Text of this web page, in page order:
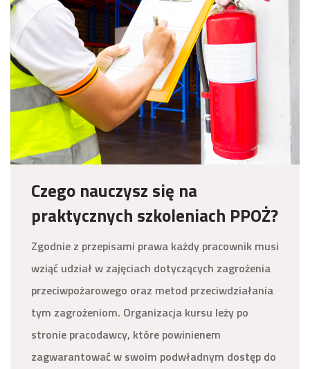
Czego nauczysz się na
praktycznych szkoleniach PPOŻ?
Zgodnie z przepisami prawa każdy pracownik musi
wziąć udział w zajęciach dotyczących zagrożenia
przeciwpożarowego oraz metod przeciwdziałania
tym zagrożeniom. Organizacja kursu leży po
stronie pracodawcy, które powinienem
zagwarantować w swoim podwładnym dostęp do